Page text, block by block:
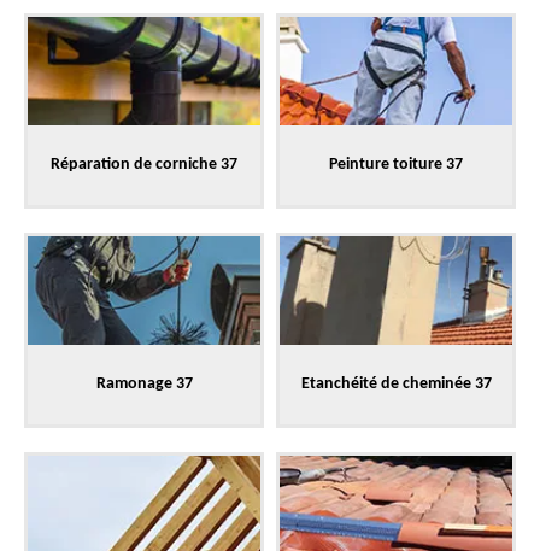
Réparation de corniche 37 Peinture toiture 37
Ramonage 37 Etanchéité de cheminée 37